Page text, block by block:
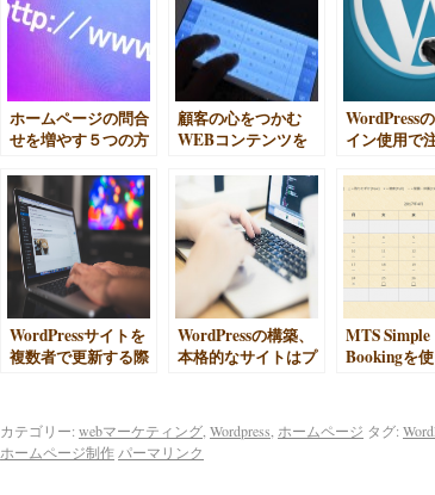
ホームページの問合
せを増やす５つの方
顧客の心をつかむ
WEBコンテンツを
WordPress
イン使用で
WordPressサイトを
複数者で更新する際
WordPressの構築、
本格的なサイトはプ
MTS Simple
Bookingを
カテゴリー: webマーケティング Wordpress ホームページ タグ:
ホームページ制作 パーマリンク